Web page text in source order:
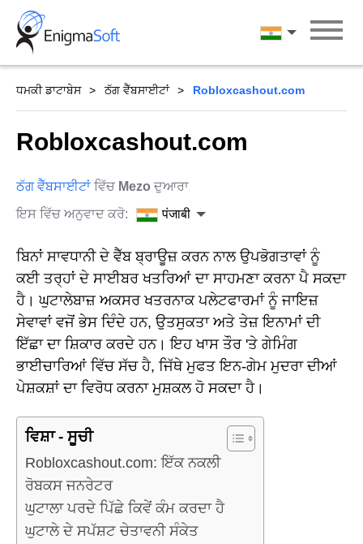
Skip
content
पंजाबी
ਧਮਕੀ ਡਾਟਾਬੇਸ ਠੱਗ ਵੈੱਬਸਾਈਟਾਂ Robloxcashout.com
Robloxcashout.com
ਠੱਗ ਵੈੱਬਸਾਈਟਾਂ ਵਿੱਚ Mezo ਦੁਆਰਾ
ਇਸ ਵਿੱਚ ਅਨੁਵਾਦ ਕਰੋ:
पंजाबी
ਬਿਨਾਂ ਸਾਵਧਾਨੀ ਦੇ ਵੈੱਬ ਬ੍ਰਾਊਜ਼ ਕਰਨ ਨਾਲ ਉਪਭੋਗਤਾਵਾਂ ਨੂੰ
ਕਈ ਤਰ੍ਹਾਂ ਦੇ ਸਾਈਬਰ ਖਤਰਿਆਂ ਦਾ ਸਾਹਮਣਾ ਕਰਨਾ ਪੈ ਸਕਦਾ
ਹੈ। ਘੁਟਾਲੇਬਾਜ਼ ਅਕਸਰ ਖਤਰਨਾਕ ਪਲੇਟਫਾਰਮਾਂ ਨੂੰ ਜਾਇਜ਼
ਸੇਵਾਵਾਂ ਵਜੋਂ ਭੇਸ ਦਿੰਦੇ ਹਨ, ਉਤਸੁਕਤਾ ਅਤੇ ਤੇਜ਼ ਇਨਾਮਾਂ ਦੀ
ਇੱਛਾ ਦਾ ਸ਼ਿਕਾਰ ਕਰਦੇ ਹਨ। ਇਹ ਖਾਸ ਤੌਰ 'ਤੇ ਗੇਮਿੰਗ
ਭਾਈਚਾਰਿਆਂ ਵਿੱਚ ਸੱਚ ਹੈ, ਜਿੱਥੇ ਮੁਫਤ ਇਨ-ਗੇਮ ਮੁਦਰਾ ਦੀਆਂ
ਪੇਸ਼ਕਸ਼ਾਂ ਦਾ ਵਿਰੋਧ ਕਰਨਾ ਮੁਸ਼ਕਲ ਹੋ ਸਕਦਾ ਹੈ।
ਵਿਸ਼ਾ - ਸੂਚੀ
Robloxcashout.com: ਇੱਕ ਨਕਲੀ
ਰੋਬਕਸ ਜਨਰੇਟਰ
ਘੁਟਾਲਾ ਪਰਦੇ ਪਿੱਛੇ ਕਿਵੇਂ ਕੰਮ ਕਰਦਾ ਹੈ
ਘੁਟਾਲੇ ਦੇ ਸਪੱਸ਼ਟ ਚੇਤਾਵਨੀ ਸੰਕੇਤ